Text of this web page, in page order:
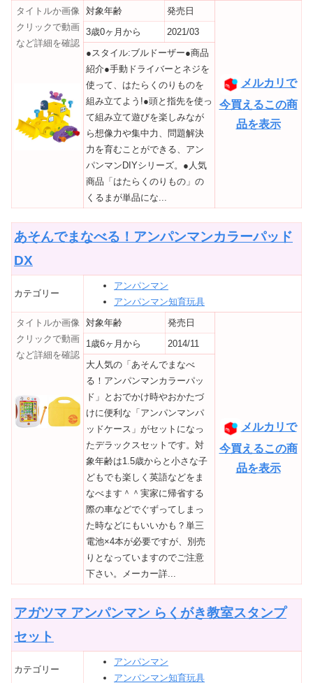
タイトルか画像
クリックで動画
など詳細を確認
対象年齢 発売日
メルカリで
今買えるこの商
品を表示
3歳0ヶ月から
2021/03
●スタイル:ブルドーザー●商品
紹介●手動ドライバーとネジを
使って、はたらくのりものを
組み立てよう!●頭と指先を使っ
て組み立て遊びを楽しみなが
ら想像力や集中力、問題解決
力を育むことができる、アン
パンマンDIYシリーズ。●人気
商品「はたらくのりもの」の
くるまが単品にな...
あそんでまなべる！アンパンマンカラーパッド
DX
カテゴリー
アンパンマン
アンパンマン知育玩具
タイトルか画像
クリックで動画
など詳細を確認
対象年齢 発売日
メルカリで
今買えるこの商
品を表示
1歳6ヶ月から
2014/11
大人気の「あそんでまなべ
る！アンパンマンカラーパッ
ド」とおでかけ時やおかたづ
けに便利な「アンパンマンパ
ッドケース」がセットになっ
たデラックスセットです。対
象年齢は1.5歳からと小さな子
どもでも楽しく英語などをま
なべます＾＾実家に帰省する
際の車などでぐずってしまっ
た時などにもいいかも？単三
電池×4本が必要ですが、別売
りとなっていますのでご注意
下さい。メーカー詳...
アガツマ アンパンマン らくがき教室スタンプ
セット
カテゴリー
アンパンマン
アンパンマン知育玩具